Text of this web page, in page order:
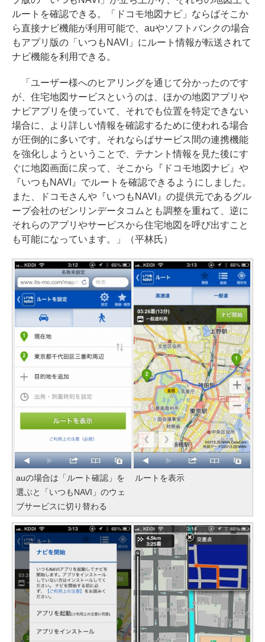
ルートを確認できる。「ドコモ地図ナビ」ならばそこか
ら直接ナビ機能が利用可能で、auやソフトバンクの場合
もアプリ版の「いつもNAVI」にルート情報が転送されて
ナビ機能を利用できる。
「ユーザー様へのヒアリングを通じて分かったのです
が、住宅地図サービスというのは、ほかの地図アプリや
ナビアプリを使っていて、それでも位置を特定できない
場合に、より詳しい情報を確認するために使われる場合
が圧倒的に多いです。それならばサービス間の連携機能
を強化しようということで、テナント情報を見た後にす
ぐに地図画面に戻って、そこから『ドコモ地図ナビ』や
『いつもNAVI』でルートを確認できるようにしました。
また、ドコモさんや『いつもNAVI』の提供元であるグル
ープ会社のゼンリンデータコムとも調整を重ねて、逆に
それらのアプリやサービスから住宅地図を呼び出すこと
も可能になっています。」（平林氏）
auの場合は「ルート確認」を
選ぶと「いつもNAVI」のウェ
ブサービスに切り替わる
ルートを表示